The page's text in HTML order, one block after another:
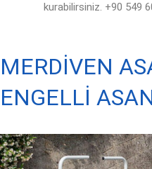
kurabilirsiniz. +90 549
MERDİVEN
ENGELLİ